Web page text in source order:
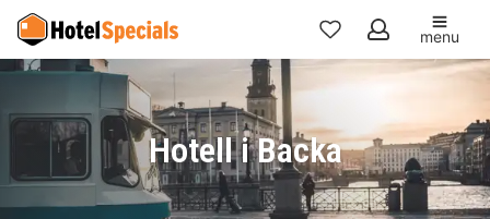
Mina
favoriter
menu
Hotell i Backa